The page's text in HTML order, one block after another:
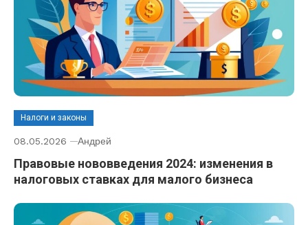
Налоги и законы
08.05.2026 Андрей
Правовые нововведения 2024: изменения в
налоговых ставках для малого бизнеса